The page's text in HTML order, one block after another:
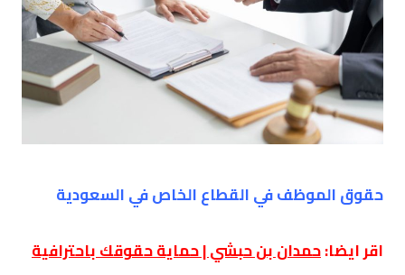
حقوق الموظف في القطاع الخاص في السعودية
اقر ايضا:حمدان بن حبشي | حماية حقوقك باحترافية